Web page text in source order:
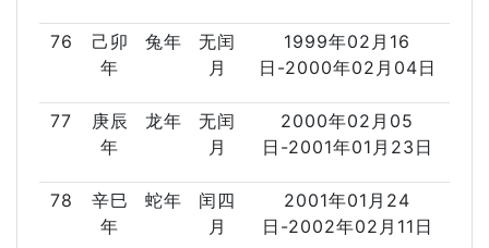
76
己卯
年
兔年
无闰
月
1999年02月16
日-2000年02月04日
77
庚辰
年
龙年
无闰
月
2000年02月05
日-2001年01月23日
78
辛巳
年
蛇年
闰四
月
2001年01月24
日-2002年02月11日